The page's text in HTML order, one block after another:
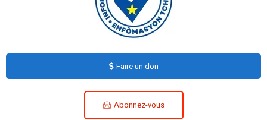
Faire un don
Abonnez-vous